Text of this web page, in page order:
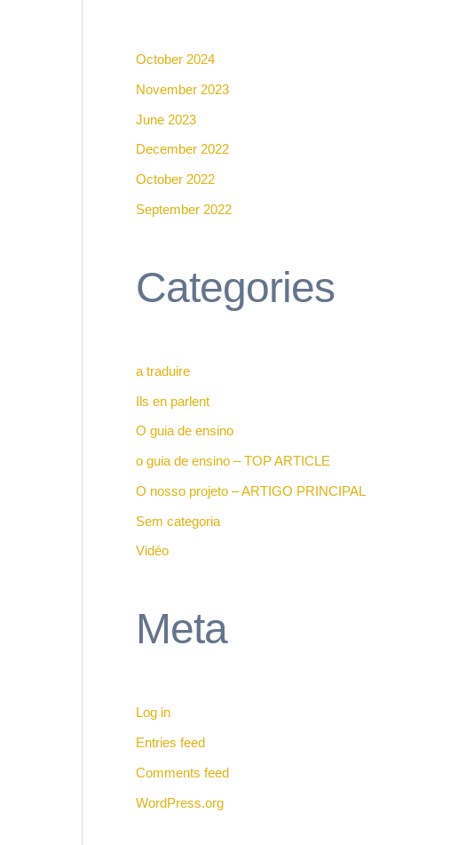
October 2024
November 2023
June 2023
December 2022
October 2022
September 2022
Categories
a traduire
Ils en parlent
O guia de ensino
o guia de ensino – TOP ARTICLE
O nosso projeto – ARTIGO PRINCIPAL
Sem categoria
Vidéo
Meta
Log in
Entries feed
Comments feed
WordPress.org